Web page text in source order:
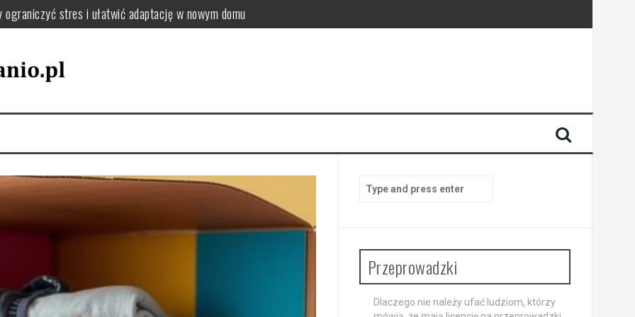
stres i ułatwić adaptację w nowym domu
uporządkować zmiany adresu i dokumentów krok po kroku
oraz tekstylia podczas przeprowadzki – praktyczne wskazówki
chaosu i jak uniknąć przeciążenia pakowania
wybrać sposób, który zminimalizuje stres i koszty
Search
for:
Przeprowadzki
Dlaczego nie należy ufać ludziom, którzy